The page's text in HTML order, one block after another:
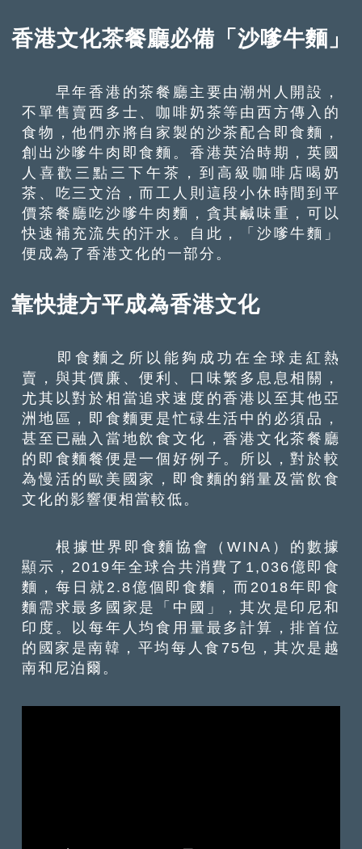
香港文化茶餐廳必備「 沙嗲牛麵」
早年香港的茶餐廳主要由潮州人開設，
不單售賣西多士、咖啡奶茶等由西方傳入的
食物，他們亦將自家製的沙茶配合即食麵，
創出沙嗲牛肉即食麵。香港英治時期，英國
人喜歡三點三下午茶，到高級咖啡店喝奶
茶、吃三文治，而工人則這段小休時間到平
價茶餐廳吃沙嗲牛肉麵，貪其鹹味重，可以
快速補充流失的汗水。自此，「沙嗲牛麵」
便成為了香港文化的一部分。
靠快捷方平成為香港文化
即食麵之所以能夠成功在全球走紅熱
賣，與其價廉、便利、口味繁多息息相關，
尤其以對於相當追求速度的香港以至其他亞
洲地區，即食麵更是忙碌生活中的必須品，
甚至已融入當地飲食文化，香港文化茶餐廳
的即食麵餐便是一個好例子。所以，對於較
為慢活的歐美國家，即食麵的銷量及當飲食
文化的影響便相當較低。
根據世界即食麵協會（WINA）的數據
顯示，2019年全球合共消費了1,036億即食
麵，每日就2.8億個即食麵，而2018年即食
麵需求最多國家是「中國」，其次是印尼和
印度。以每年人均食用量最多計算，排首位
的國家是南韓，平均每人食75包，其次是越
南和尼泊爾。